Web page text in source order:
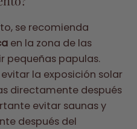
se recomienda
en la zona de las
pequeñas papulas.
la exposición solar
directamente después
evitar saunas y
después del